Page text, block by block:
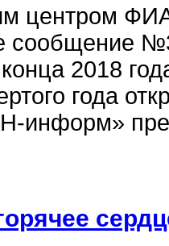
центром
сообщение
2018
года